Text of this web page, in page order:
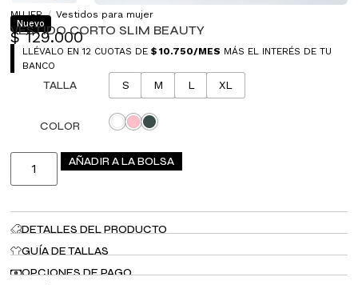
MUJER / Vestidos para mujer
Nuevo
VESTIDO CORTO SLIM BEAUTY
$129.000
LLÉVALO EN 12 CUOTAS DE$ 10.750/MES MÁS EL INTERÉS DE TU
BANCO
TALLA S M L XL
COLOR
AÑADIR A LA BOLSA
DETALLES DEL PRODUCTO
GUÍA DE TALLAS
OPCIONES DE PAGO